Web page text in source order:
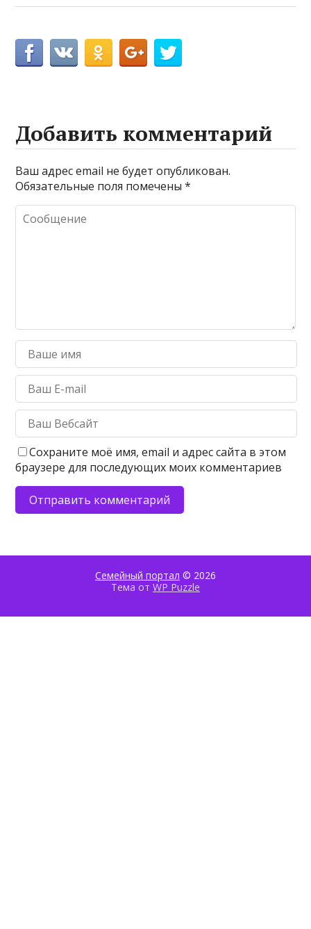
Добавить комментарий
Ваш адрес email не будет опубликован.
Обязательные поля помечены*
Сохраните моё имя, email и адрес сайта в этом
браузере для последующих моих комментариев
Семейный портал © 2026
Тема от WP Puzzle